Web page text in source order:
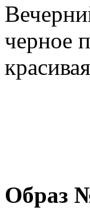
черное
Образ